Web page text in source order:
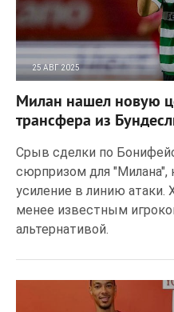
25 АВГ 2025
Милан нашел новую
трансфера из
Срыв сделки по
сюрпризом для "Милана",
усиление в линию атаки.
менее известным
альтернативой.